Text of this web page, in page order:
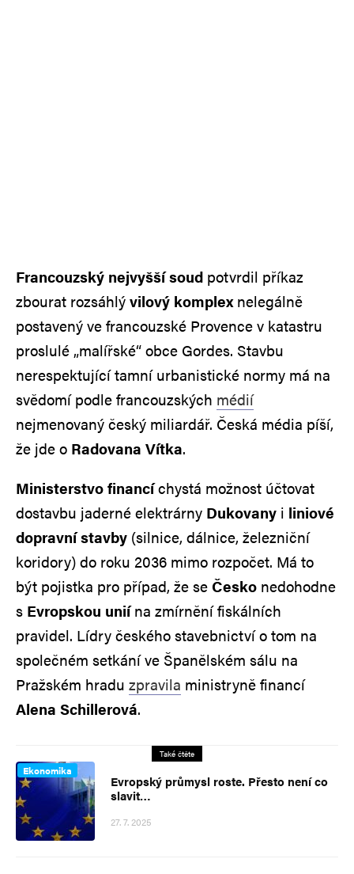
Francouzský nejvyšší soud potvrdil příkaz
zbourat rozsáhlývilový komplexnelegálně
postavený ve francouzské Provence v katastru
proslulé „malířské“ obce Gordes. Stavbu
nerespektující tamní urbanistické normy má na
svědomí podle francouzských médií
nejmenovaný český miliardář. Česká média píší,
že jde o Radovana Vítka.
Ministerstvo financíchystá možnost účtovat
dostavbu jaderné elektrárny Dukovany i liniové
dopravní stavby (silnice, dálnice, železniční
koridory) do roku 2036 mimo rozpočet. Má to
být pojistka pro případ, že se Česko nedohodne
s Evropskou uniína zmírnění fiskálních
pravidel. Lídry českého stavebnictví o tom na
společném setkání ve Španělském sálu na
Pražském hradu zpravila ministryně financí
Alena Schillerová.
Také čtěte
Ekonomika
Evropský průmysl roste. Přesto není co
slavit…
27. 7. 2025